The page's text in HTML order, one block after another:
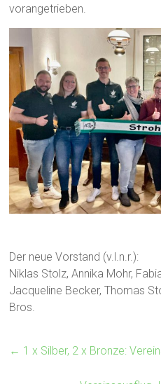
vorangetrieben.
Der neue Vorstand (v.l.n.r.):
Niklas Stolz, Annika Mohr,
Jacqueline Becker, Thomas
Bros.
← 1 x Silber, 2 x Bronze: